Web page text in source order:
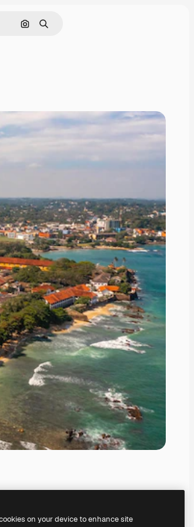
Pesquisar por imagem
Buscar
on your device to enhance site